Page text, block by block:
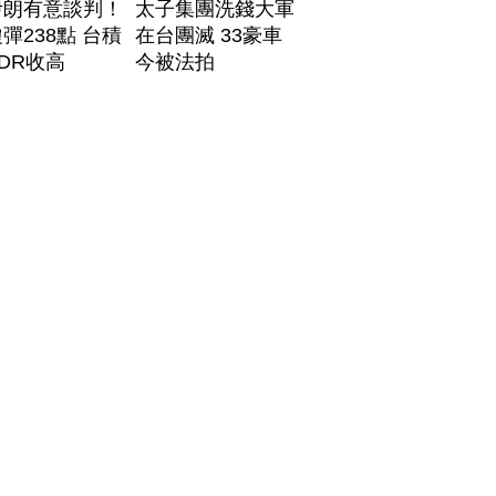
有意談判！
238點 台積
收高
太子集團洗錢大軍
在台團滅 33豪車
今被法拍